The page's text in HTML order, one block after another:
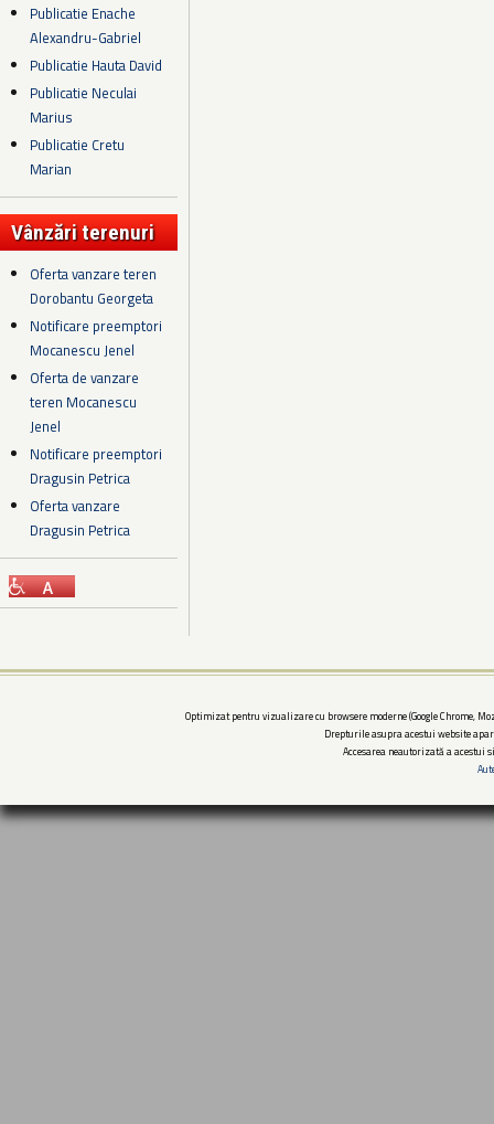
Publicatie Enache
Alexandru-Gabriel
Publicatie Hauta David
Publicatie Neculai
Marius
Publicatie Cretu
Marian
Vânzări terenuri
Oferta vanzare teren
Dorobantu Georgeta
Notificare preemptori
Mocanescu Jenel
Oferta de vanzare
teren Mocanescu
Jenel
Notificare preemptori
Dragusin Petrica
Oferta vanzare
Dragusin Petrica
Optimizat pentru vizualizare cu browsere moderne (Google Chrome,
Drepturile asupra acestui website
Accesarea neautorizată a acestui